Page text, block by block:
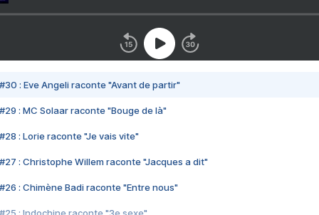
#30 : Eve Angeli raconte "Avant de partir"
#29 : MC Solaar raconte "Bouge de là"
#28 : Lorie raconte "Je vais vite"
#27 : Christophe Willem raconte "Jacques a dit"
#26 : Chimène Badi raconte "Entre nous"